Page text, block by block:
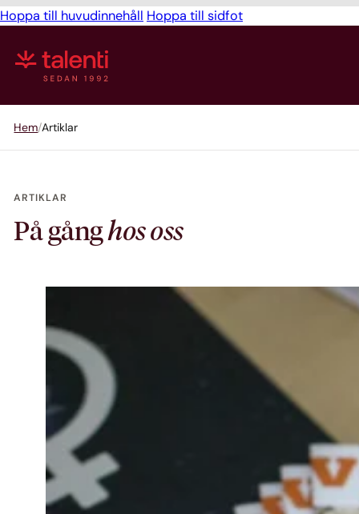
Hoppa till huvudinnehåll Hoppa till sidfot
Hem Artiklar
ARTIKLAR
På gånghos oss